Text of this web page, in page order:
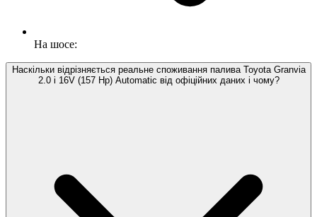
На шосе:
Наскільки відрізняється реальне споживання палива Toyota Granvia
2.0 i 16V (157 Hp) Automatic від офіційних даних і чому?